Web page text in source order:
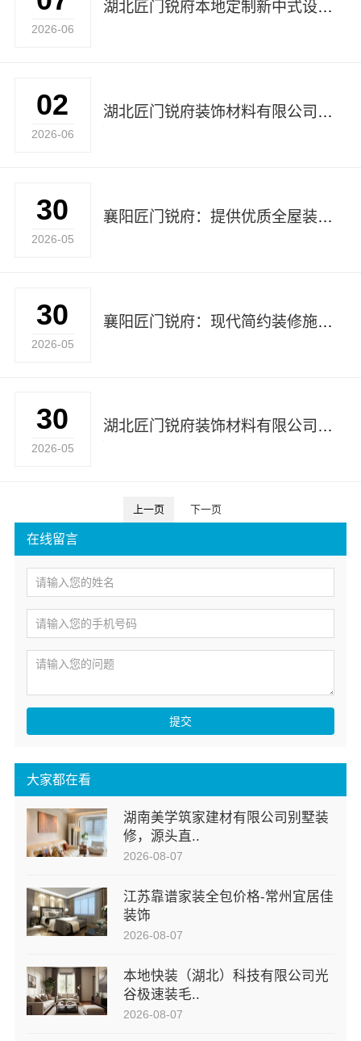
大家都在看
湖南美学筑家建材有限公司别墅装
修，源头直..
2026-08-07
江苏靠谱家装全包价格-常州宜居佳
装饰
2026-08-07
本地快装（湖北）科技有限公司光
谷极速装毛..
2026-08-07
在线留言
提交
2026-06
湖北匠门锐府本地定制新中式设计方案
02
2026-06
湖北匠门锐府装饰材料有限公司，为您提供襄阳全屋装修设计服务
30
2026-05
襄阳匠门锐府：提供优质全屋装修设计服务
30
2026-05
襄阳匠门锐府：现代简约装修施工的理想之选
30
2026-05
湖北匠门锐府装饰材料有限公司：本地定制新中式设计的理想之选
上一页 下一页